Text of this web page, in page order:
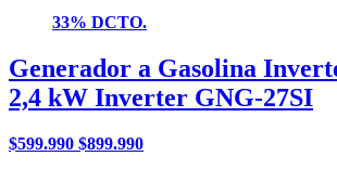
33% DCTO.
Generador a Gasolina
2,4 kW Inverter GNG-27SI
$599.990 $899.990